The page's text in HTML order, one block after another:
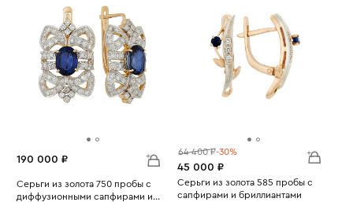
190 000 ₽
Серьги из золота 750 пробы с
диффузионными сапфирами и
64 400 ₽-30%
45 000 ₽
Серьги из золота 585 пробы с
сапфирами и бриллиантами